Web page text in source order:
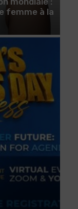
femme à la